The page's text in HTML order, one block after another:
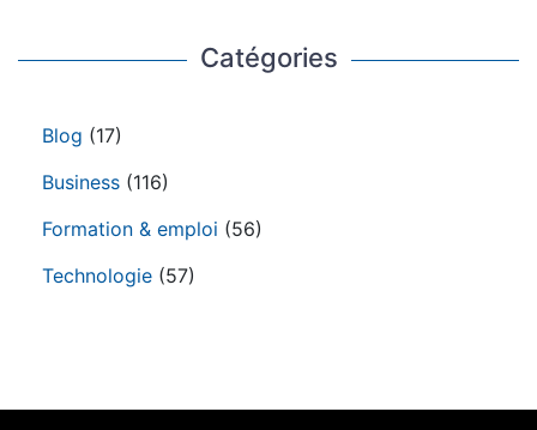
Catégories
Blog (17)
Business (116)
Formation & emploi (56)
Technologie (57)